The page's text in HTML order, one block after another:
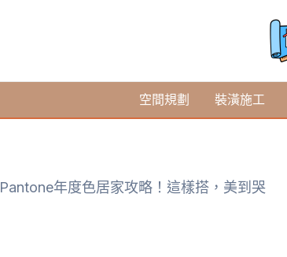
空間規劃 裝潢施工
Pantone年度色居家攻略！這樣搭，美到哭